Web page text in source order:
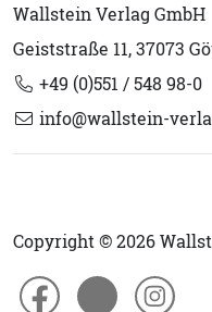
Wallstein Verlag GmbH
Geiststraße 11, 37073
+49 (0)551 / 548 98-0
info@wallstein-
Copyright © 2026